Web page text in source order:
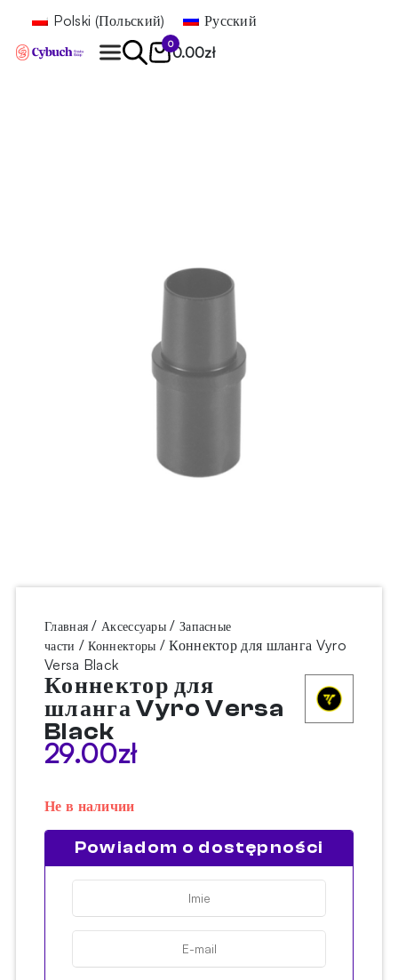
Polski (Польский) Русский
0
0.00zł
Главная /Аксессуары / Запасные
части /Коннекторы / Коннектор для шланга Vyro
Versa Black
Коннектор для
шланга Vyro Versa
Black
29.00zł
Не в наличии
Powiadom o dostępności